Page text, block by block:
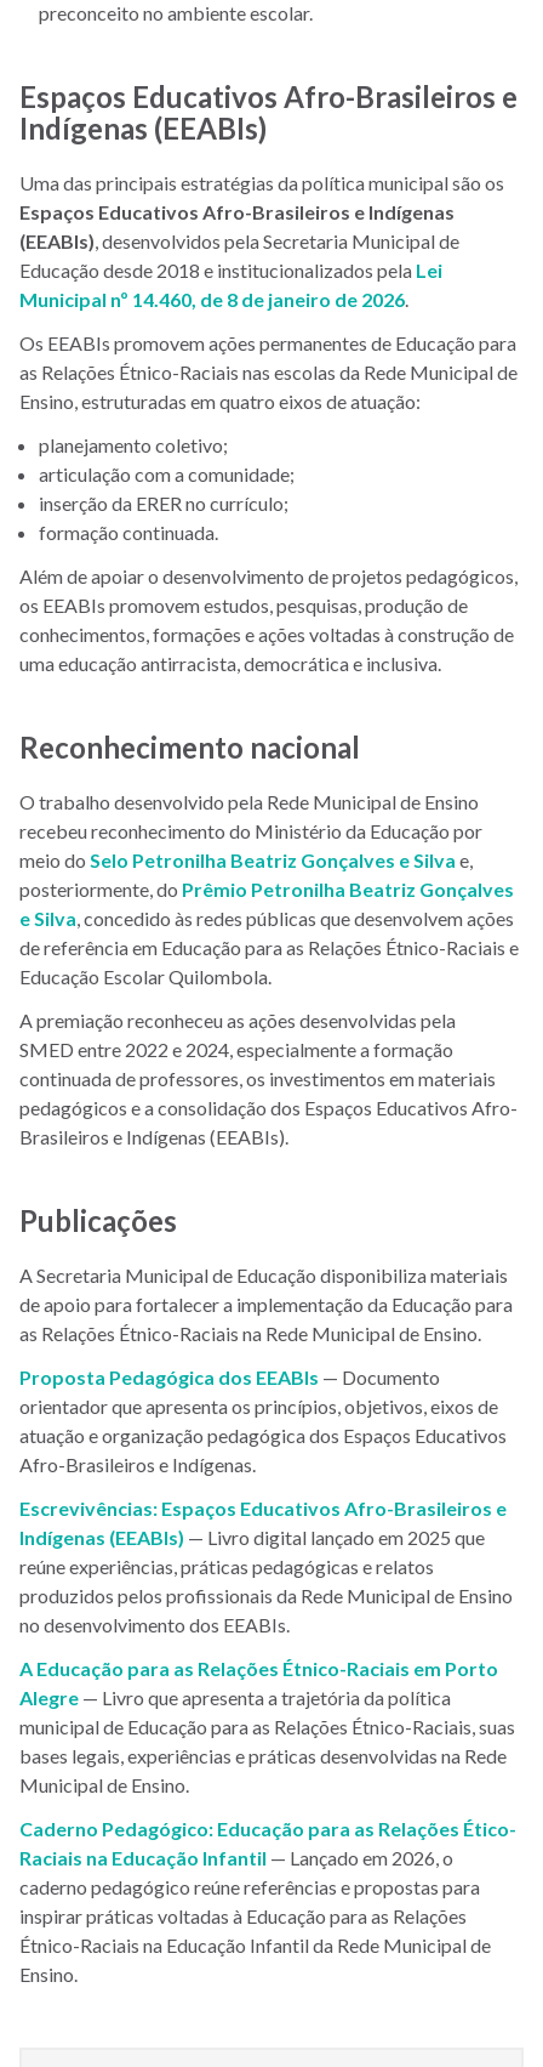
preconceito no ambiente escolar.
Espaços Educativos Afro-Brasileiros e
Indígenas (EEABIs)
Uma das principais estratégias da política municipal são os
Espaços Educativos Afro-Brasileiros e Indígenas
(EEABIs), desenvolvidos pela Secretaria Municipal de
Educação desde 2018 e institucionalizados pela Lei
Municipal nº 14.460, de 8 de janeiro de 2026.
Os EEABIs promovem ações permanentes de Educação para
as Relações Étnico-Raciais nas escolas da Rede Municipal de
Ensino, estruturadas em quatro eixos de atuação:
planejamento coletivo;
articulação com a comunidade;
inserção da ERER no currículo;
formação continuada.
Além de apoiar o desenvolvimento de projetos pedagógicos,
os EEABIs promovem estudos, pesquisas, produção de
conhecimentos, formações e ações voltadas à construção de
uma educação antirracista, democrática e inclusiva.
Reconhecimento nacional
O trabalho desenvolvido pela Rede Municipal de Ensino
recebeu reconhecimento do Ministério da Educação por
meio do Selo Petronilha Beatriz Gonçalves e Silva e,
posteriormente, do Prêmio Petronilha Beatriz Gonçalves
e Silva, concedido às redes públicas que desenvolvem ações
de referência em Educação para as Relações Étnico-Raciais e
Educação Escolar Quilombola.
A premiação reconheceu as ações desenvolvidas pela
SMED entre 2022 e 2024, especialmente a formação
continuada de professores, os investimentos em materiais
pedagógicos e a consolidação dos Espaços Educativos Afro-
Brasileiros e Indígenas (EEABIs).
Publicações
A Secretaria Municipal de Educação disponibiliza materiais
de apoio para fortalecer a implementação da Educação para
as Relações Étnico-Raciais na Rede Municipal de Ensino.
Proposta Pedagógica dos EEABIs — Documento
orientador que apresenta os princípios, objetivos, eixos de
atuação e organização pedagógica dos Espaços Educativos
Afro-Brasileiros e Indígenas.
Escrevivências: Espaços Educativos Afro-Brasileiros e
Indígenas (EEABIs) — Livro digital lançado em 2025 que
reúne experiências, práticas pedagógicas e relatos
produzidos pelos profissionais da Rede Municipal de Ensino
no desenvolvimento dos EEABIs.
A Educação para as Relações Étnico-Raciais em Porto
Alegre — Livro que apresenta a trajetória da política
municipal de Educação para as Relações Étnico-Raciais, suas
bases legais, experiências e práticas desenvolvidas na Rede
Municipal de Ensino.
Caderno Pedagógico: Educação para as Relações Ético-
Raciais na Educação Infantil — Lançado em 2026, o
caderno pedagógico reúne referências e propostas para
inspirar práticas voltadas à Educação para as Relações
Étnico-Raciais na Educação Infantil da Rede Municipal de
Ensino.